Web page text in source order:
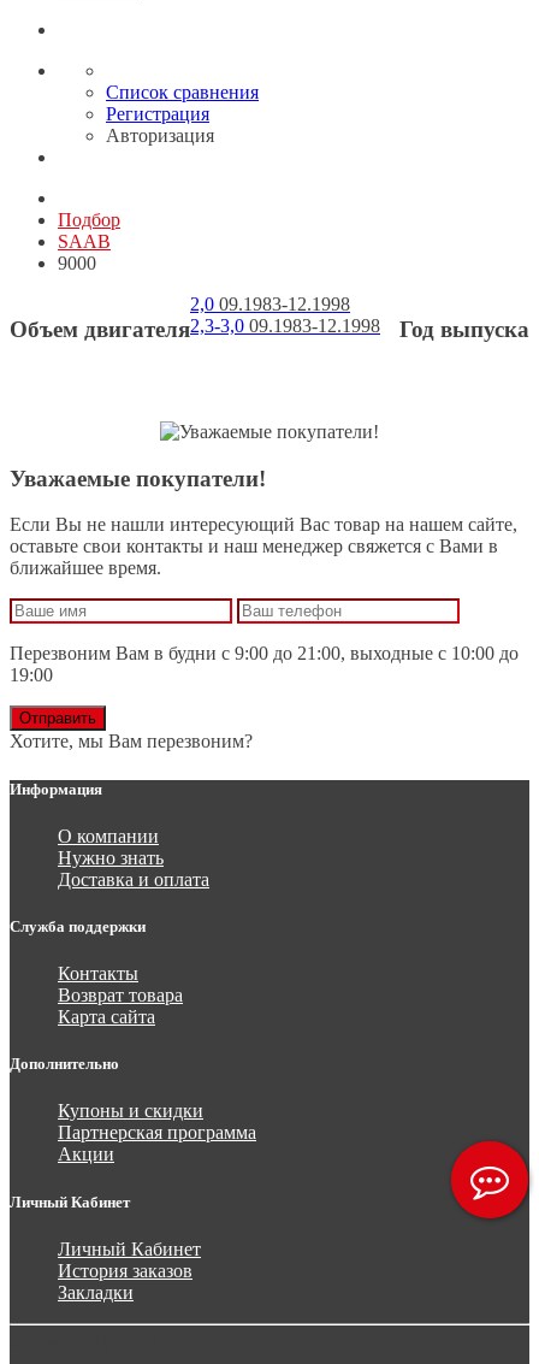
Список сравнения
Регистрация
Авторизация
Подбор
SAAB
9000
Объем двигателя Год выпуска
2,0 09.1983-12.1998
2,3-3,0 09.1983-12.1998
Уважаемые покупатели!
Если Вы не нашли интересующий Вас товар на нашем сайте,
оставьте свои контакты и наш менеджер свяжется с Вами в
ближайшее время.
Перезвоним Вам в будни с 9:00 до 21:00, выходные с 10:00 до
19:00
Отправить
Хотите, мы Вам перезвоним?
Информация
О компании
Нужно знать
Доставка и оплата
Служба поддержки
Контакты
Возврат товара
Карта сайта
Дополнительно
Купоны и скидки
Партнерская программа
Акции
Личный Кабинет
Личный Кабинет
История заказов
Закладки